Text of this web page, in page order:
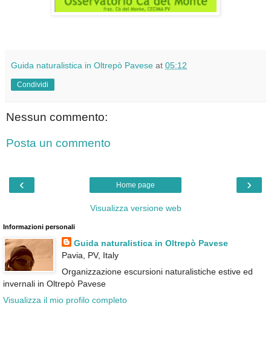
Guida naturalistica in Oltrepò Pavese at 05:12
Condividi
Nessun commento:
Posta un commento
‹ ›
Home page
Visualizza versione web
Informazioni personali
Guida naturalistica in Oltrepò Pavese
Pavia, PV, Italy
Organizzazione escursioni naturalistiche estive ed
invernali in Oltrepò Pavese
Visualizza il mio profilo completo